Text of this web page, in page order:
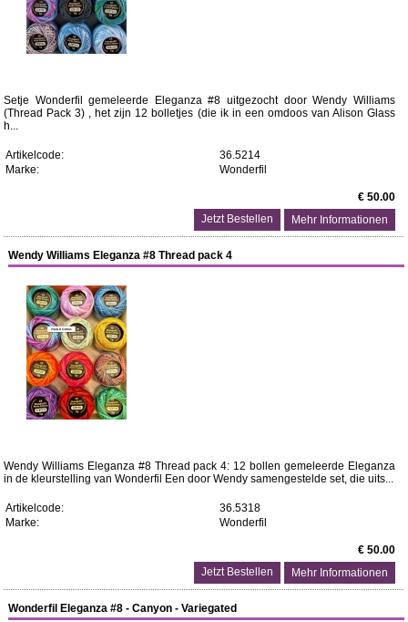
Setje Wonderfil gemeleerde Eleganza #8 uitgezocht door Wendy Williams
(Thread Pack 3) , het zijn 12 bolletjes (die ik in een omdoos van Alison Glass
h...
Artikelcode:
36.5214
Marke:
Wonderfil
€ 50.00
Mehr Informationen
Wendy Williams Eleganza #8 Thread pack 4
Wendy Williams Eleganza #8 Thread pack 4: 12 bollen gemeleerde Eleganza
in de kleurstelling van Wonderfil Een door Wendy samengestelde set, die uits...
Artikelcode:
36.5318
Marke:
Wonderfil
€ 50.00
Mehr Informationen
Wonderfil Eleganza #8 - Canyon - Variegated